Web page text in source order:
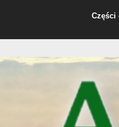
Części